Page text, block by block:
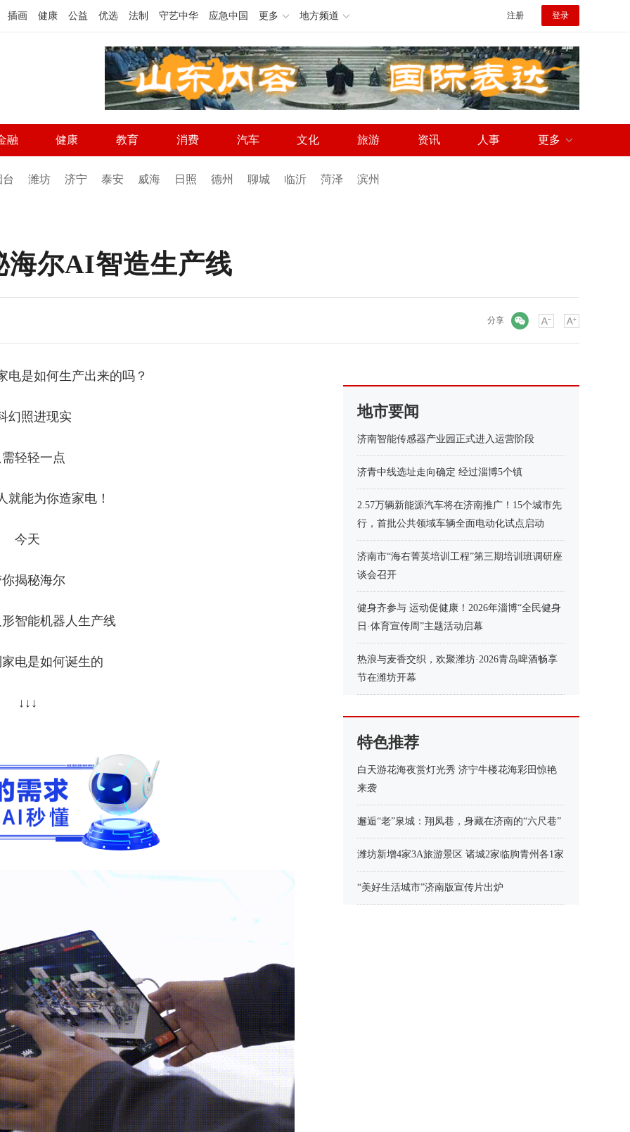
插画 健康 公益 优选 法制 守艺中华 应急中国 更多 地方频道 注册 登录
融 健康 教育 消费 汽车 文化 旅游 资讯 人事 更多
台 潍坊 济宁 泰安 威海 日照 德州 聊城 临沂 菏泽 滨州
海尔AI智造生产线
分享
电是如何生产出来的吗？
幻照进现实
轻轻一点
就能为你造家电！
今天
揭秘海尔
智能机器人生产线
电是如何诞生的
↓↓↓
地市要闻
济南智能传感器产业园正式进入运营阶段
济青中线选址走向确定 经过淄博5个镇
2.57万辆新能源汽车将在济南推广！15个城市先
行，首批公共领域车辆全面电动化试点启动
济南市“海右菁英培训工程”第三期培训班调研座
谈会召开
健身齐参与 运动促健康！2026年淄博“全民健身
日·体育宣传周”主题活动启幕
热浪与麦香交织，欢聚潍坊·2026青岛啤酒畅享
节在潍坊开幕
特色推荐
白天游花海夜赏灯光秀 济宁牛楼花海彩田惊艳
来袭
邂逅“老”泉城：翔凤巷，身藏在济南的“六尺巷”
潍坊新增4家3A旅游景区 诸城2家临朐青州各1家
“美好生活城市”济南版宣传片出炉